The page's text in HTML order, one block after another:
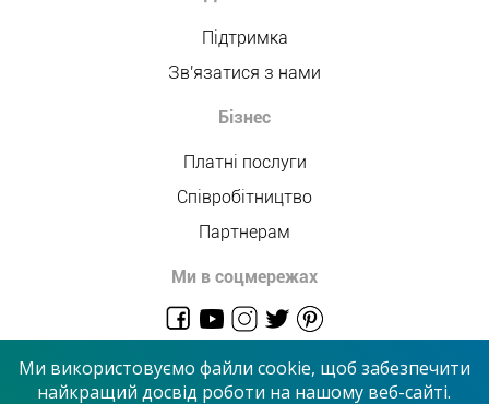
Підтримка
Зв'язатися з нами
Бізнес
Платні послуги
Співробітництво
Партнерам
Ми в соцмережах
Ми використовуємо файли cookie, щоб забезпечити
найкращий досвід роботи на нашому веб-сайті.